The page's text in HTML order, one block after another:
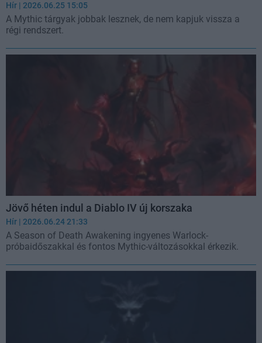
Hír | 2026.06.25 15:05
A Mythic tárgyak jobbak lesznek, de nem kapjuk vissza a
régi rendszert.
Jövő héten indul a Diablo IV új korszaka
Hír | 2026.06.24 21:33
A Season of Death Awakening ingyenes Warlock-
próbaidőszakkal és fontos Mythic-változásokkal érkezik.